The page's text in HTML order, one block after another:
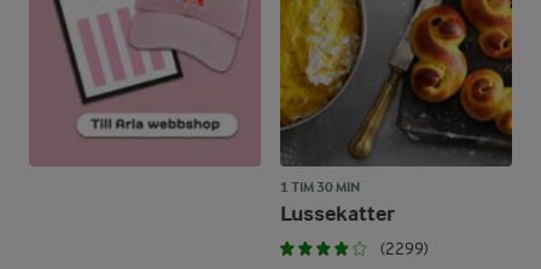
1 TIM 30 MIN
Lussekatter
(2299)